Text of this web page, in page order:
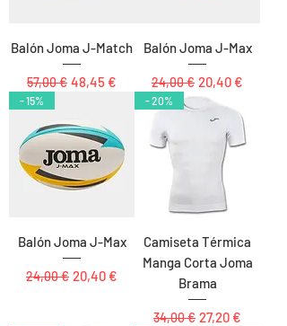
Balón Joma J-Match
Precio
57,00 € Precio de oferta
48,45 €
Balón Joma J-Max
Precio
24,00 € Precio de oferta
20,40 €
- 15%
Balón Joma J-Max
Precio
24,00 € Precio de oferta
20,40 €
- 20%
Camiseta Térmica
Manga Corta Joma
Brama
Precio
34,00 € Precio de oferta
27,20 €